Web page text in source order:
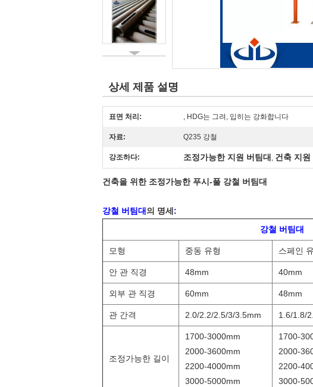
상세 제품 설명
표면 처리: , HDG는 그려, 입히는 강화합니다
자료: Q235 강철
강조하다: 조정가능한 지원 버팀대 , 건축 지원
건축을 위한 조정가능한 푸시-풀 강철 버팀대
강철 버팀대 의 명세 :
강철 버팀대
모형 중동 유형 스페인
안 관 직경 48mm 40mm
외부 관 직경 60mm 48mm
관 간격 2.0/2.2/2.5/3/3.5mm 1.6/1.8/
조정가능한 길이
1700-3000mm
2000-3600mm
2200-4000mm
3000-5000mm
1700-
2000-
2200-
3000-